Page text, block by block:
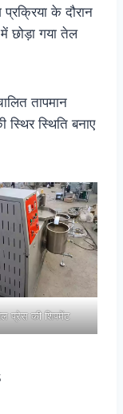
के दौरान
छोड़ा गया तेल
तापमान
स्थिति बनाए
प्रेस की शिपमेंट